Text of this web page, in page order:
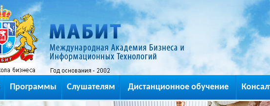
Программы Слушателям Дистанционное обучение